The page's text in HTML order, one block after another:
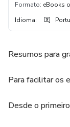
Formato: eBooks
Idioma:
Resumos para
Para facilitar os
Desde o